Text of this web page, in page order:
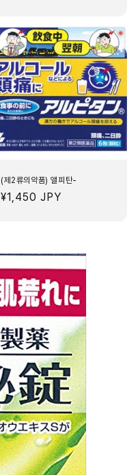
(제2류의약품) 앨피탄-
정
¥1,450 JPY